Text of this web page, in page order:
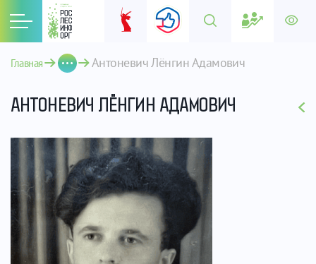
Главная Антоневич Лёнгин Адамович
АНТОНЕВИЧ ЛЁНГИН АДАМОВИЧ